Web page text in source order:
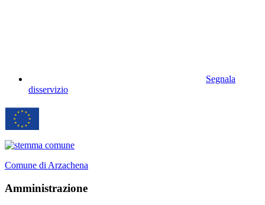
Segnala
disservizio
Comune di Arzachena
Amministrazione